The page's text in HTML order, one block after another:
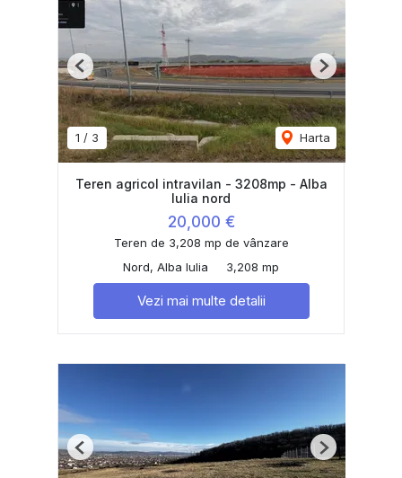
1 / 3 Harta
Previous Next
Teren agricol intravilan - 3208mp - Alba
Iulia nord
20,000 €
Teren de 3,208 mp de vânzare
Nord, Alba Iulia
3,208 mp
Vezi mai multe detalii
Previous Next